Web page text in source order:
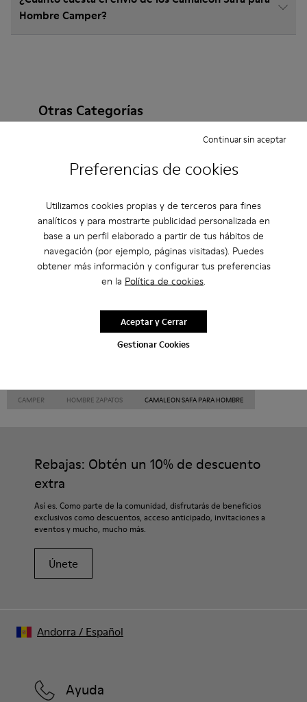
Preferencias de cookies
Utilizamos cookies propias y de terceros para fines
analíticos y para mostrarte publicidad personalizada en
base a un perfil elaborado a partir de tus hábitos de
navegación (por ejemplo, páginas visitadas). Puedes
obtener más información y configurar tus preferencias
en la Política de cookies.
Gestionar Cookies
Continuar sin aceptar
Aceptar y Cerrar
Hombre Camper?
Otras Categorías
Non Leather
Bailarinas
Zapatos de cordones
Mocasines
Clogs
Sandalias
Botas Zapatos Casual
Zapatillas
Zapatillas de Casa
Zapatos de vestir
Plataformas / Cuñas
Zapatos de tacón
CAMPER HOMBRE ZAPATOS CAMALEON SAFA PARA HOMBRE
Rebajas: Obtén un 10% de descuento
extra
Así es. Como parte de la comunidad, disfrutarás de beneficios
exclusivos como descuentos, acceso anticipado, invitaciones a
eventos y mucho, mucho más.
Únete
Ayuda
Andorra / Español